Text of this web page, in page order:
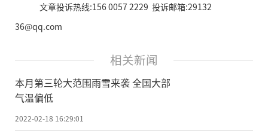
文章投诉热线:156 0057 2229 投诉邮箱:29132
36@qq.com
相关新闻
本月第三轮大范围雨雪来袭 全国大部
气温偏低
2022-02-18 16:29:01